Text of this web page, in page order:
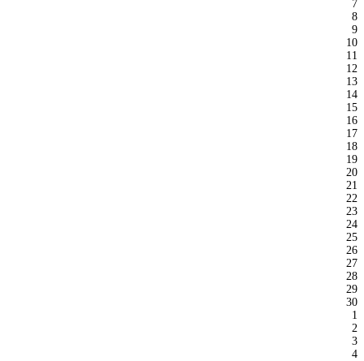
7
8
9
10
11
12
13
14
15
16
17
18
19
20
21
22
23
24
25
26
27
28
29
30
1
2
3
4